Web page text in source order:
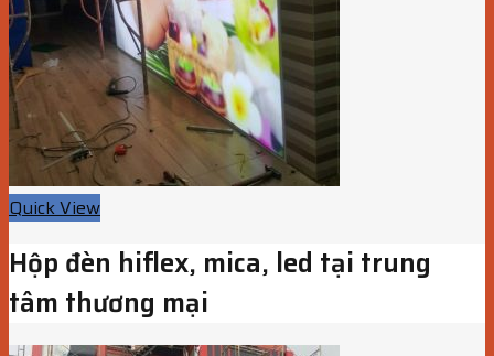
Quick View
Hộp đèn hiflex, mica, led tại trung
tâm thương mại